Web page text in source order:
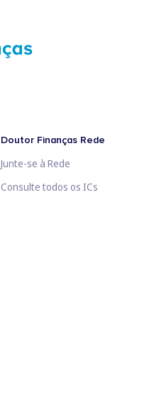
Doutor Finanças Rede
Junte-se à Rede
Consulte todos os ICs